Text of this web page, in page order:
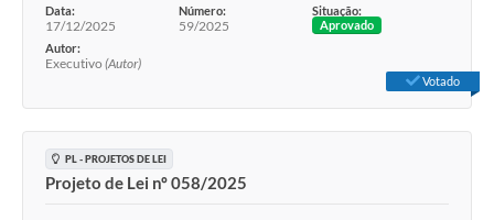
Telefones Úteis
Data:
17/12/2025
Número:
59/2025
Situação:
Aprovado
Autor:
Executivo (Autor)
Votado
PL - PROJETOS DE LEI
Projeto de Lei nº 058/2025